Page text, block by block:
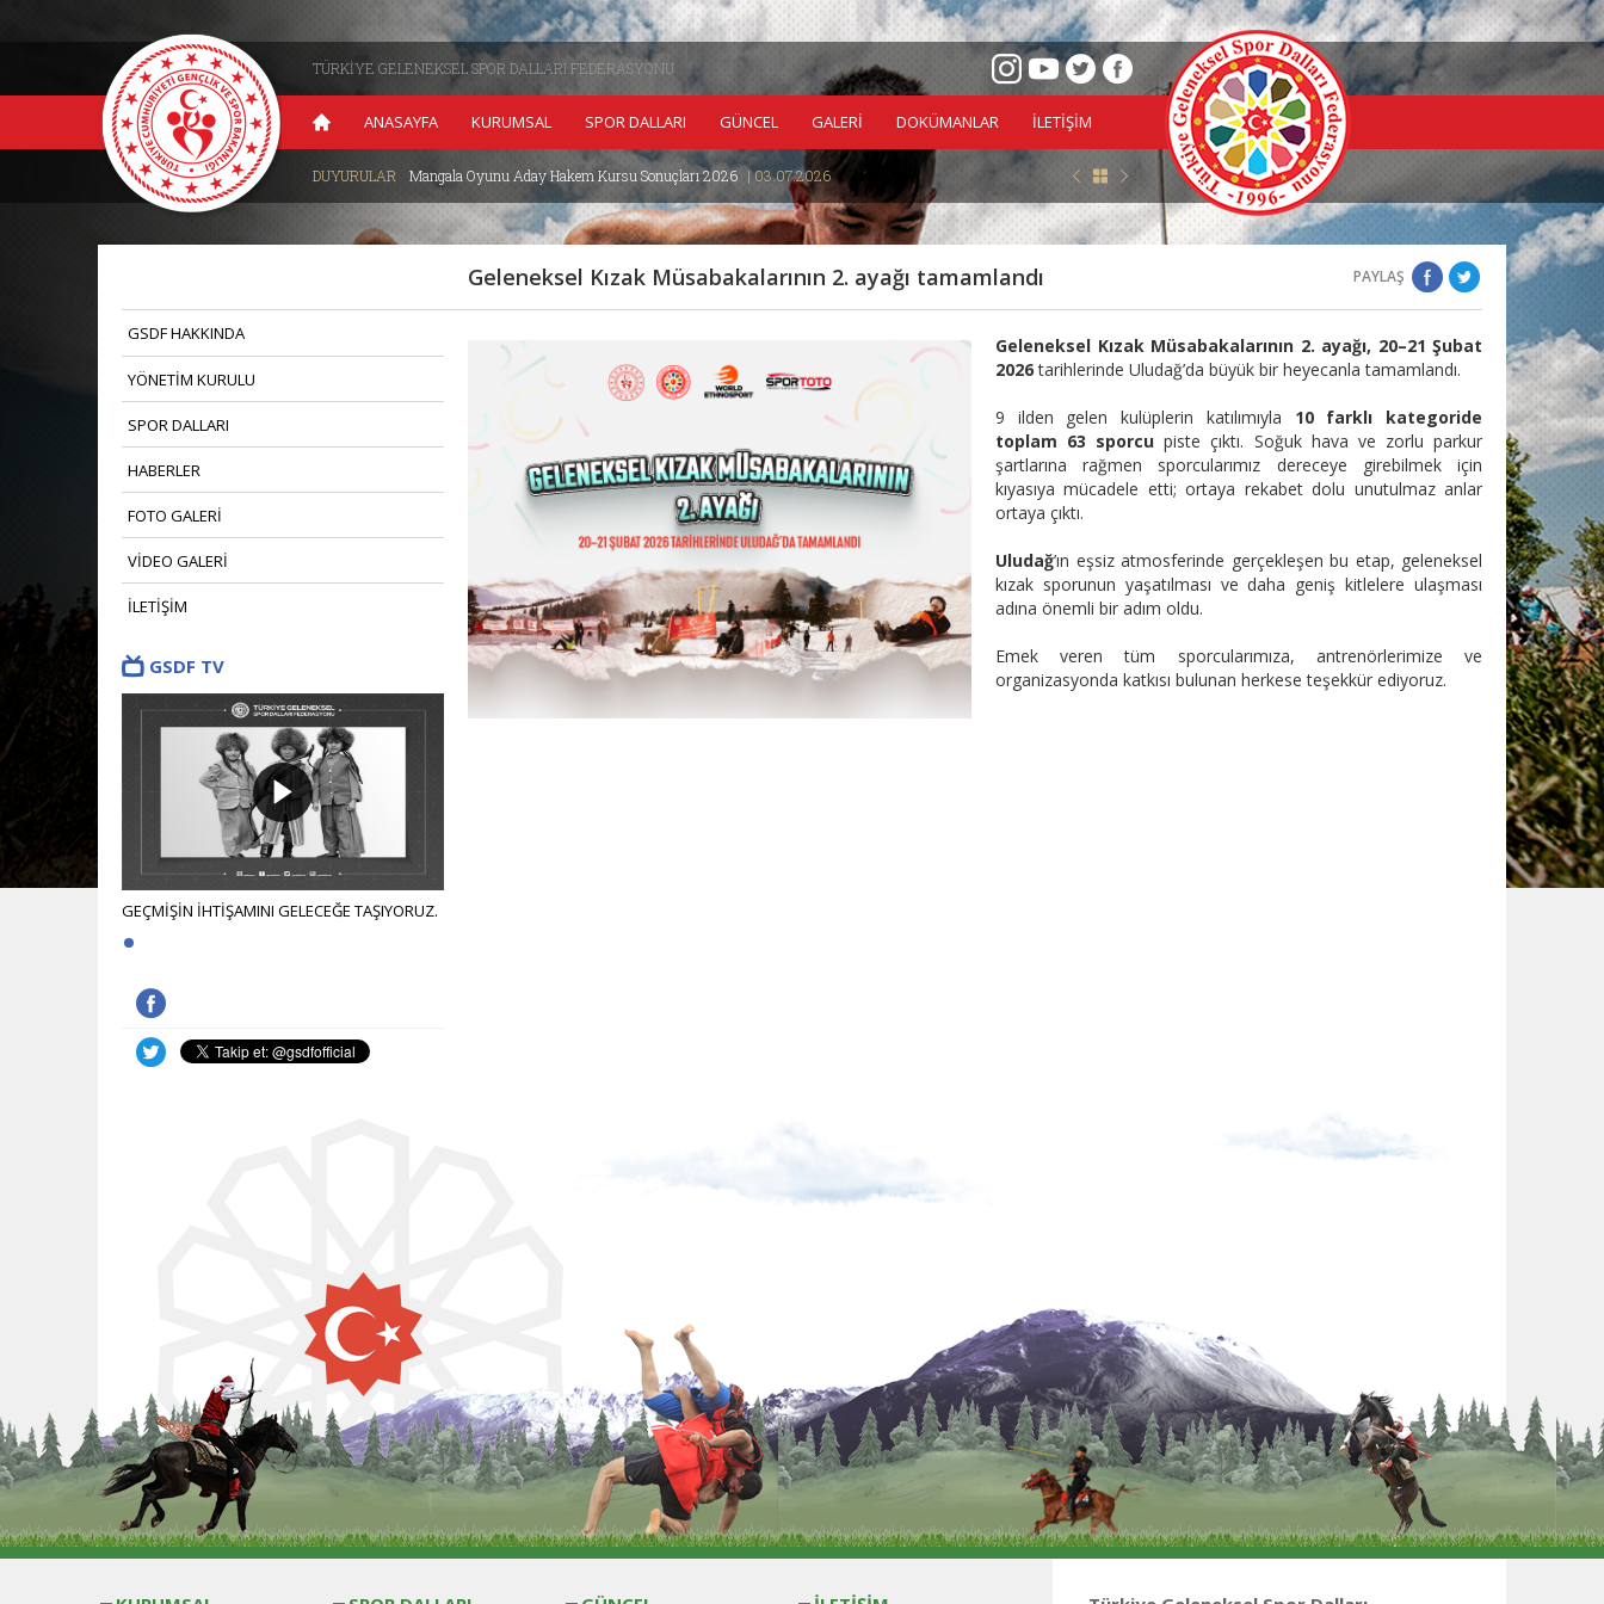
TÜRKİYE GELENEKSEL SPOR DALLARI FEDERASYONU
ANASAYFA KURUMSAL SPOR DALLARI GÜNCEL GALERİ DOKÜMANLAR İLETİŞİM
DUYURULAR
| 09.04.2026 Mangala Oyunu Aday Hakem Kursu Sonuçları 2026 | 03.07.2026 Büyük Heyecanın İkinci Adımı: Minikler ve Yıldızlar Türkiye Şampiyonası | 15.06.2026
GSDF HAKKINDA
YÖNETİM KURULU
SPOR DALLARI
HABERLER
FOTO GALERİ
VİDEO GALERİ
İLETİŞİM
GSDF TV
GEÇMİŞİN İHTİŞAMINI GELECEĞE TAŞIYORUZ.
Geleneksel Kızak Müsabakalarının 2. ayağı tamamlandı PAYLAŞ
Geleneksel Kızak Müsabakalarının 2. ayağı, 20–21 Şubat
2026tarihlerinde Uludağ’da büyük bir heyecanla tamamlandı.
9 ilden gelen kulüplerin katılımıyla 10 farklı kategoride
toplam 63 sporcu piste çıktı. Soğuk hava ve zorlu parkur
şartlarına rağmen sporcularımız dereceye girebilmek için
kıyasıya mücadele etti; ortaya rekabet dolu unutulmaz anlar
ortaya çıktı.
Uludağ’ın eşsiz atmosferinde gerçekleşen bu etap, geleneksel
kızak sporunun yaşatılması ve daha geniş kitlelere ulaşması
adına önemli bir adım oldu.
Emek veren tüm sporcularımıza, antrenörlerimize ve
organizasyonda katkısı bulunan herkese teşekkür ediyoruz.